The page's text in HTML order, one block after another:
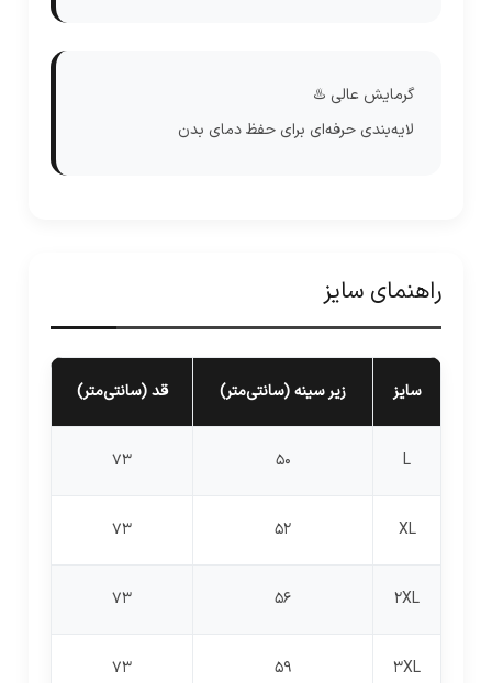
گرمایش عالی ♨️
لایه‌بندی حرفه‌ای برای حفظ دمای بدن
راهنمای سایز
سایز زیر سینه (سانتی‌متر) قد (سانتی‌متر)
L
50
73
XL
52
73
2XL
56
73
3XL
59
73